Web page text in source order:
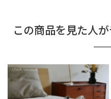
この商品を見た人